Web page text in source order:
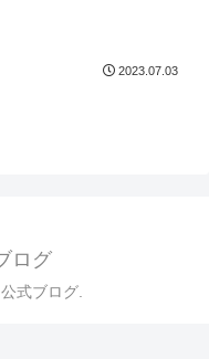
2023.07.03
ログ
式ブログ.